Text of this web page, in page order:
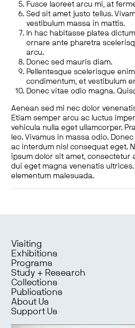
Fusce laoreet arcu mi, at
Sed sit amet justo tellus.
vestibulum massa in mattis.
In hac habitasse platea
ornare ante pharetra
arcu.
Donec sed mauris diam.
Pellentesque scelerisque
condimentum, et vestibulum
Donec vitae odio magna.
Aenean sed mi nec dolor
Etiam semper arcu ac luctus
vehicula nulla eget ullamcorper.
leo. Vivamus in massa odio.
ac interdum nisl consequat eget.
ipsum dolor sit amet, consectetur
dui eget magna venenatis
elementum malesuada.
Visiting
Exhibitions
Programs
Study + Research
Collections
Publications
About Us
Support Us